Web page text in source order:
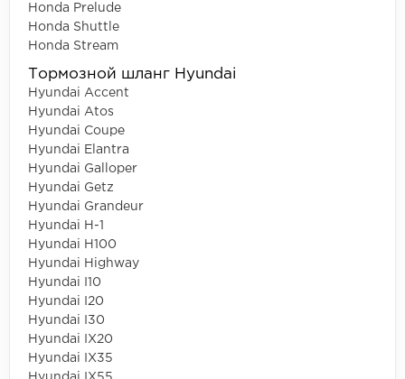
Honda Prelude
Honda Shuttle
Honda Stream
Тормозной шланг Hyundai
Hyundai Accent
Hyundai Atos
Hyundai Coupe
Hyundai Elantra
Hyundai Galloper
Hyundai Getz
Hyundai Grandeur
Hyundai H-1
Hyundai H100
Hyundai Highway
Hyundai I10
Hyundai I20
Hyundai I30
Hyundai IX20
Hyundai IX35
Hyundai IX55